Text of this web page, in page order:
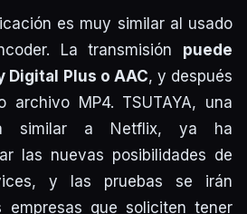
es muy similar al usado
La transmisión puede
Digital Plus o AAC, y después
archivo MP4. TSUTAYA, una
similar a Netflix, ya ha
las nuevas posibilidades de
y las pruebas se irán
empresas que soliciten tener